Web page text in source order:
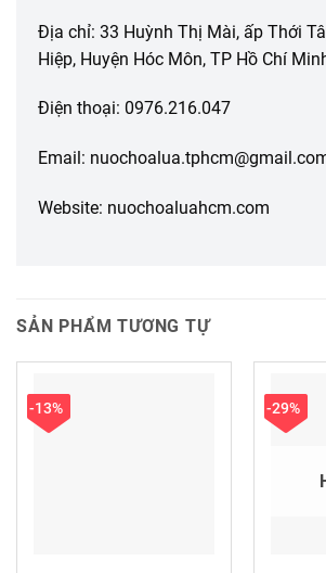
Địa chỉ: 33 Huỳnh Thị Mài, ấp Thới
Hiệp, Huyện Hóc Môn, TP Hồ Chí
Điện thoại: 0976.216.047
Email:
Website: nuochoaluahcm.com
SẢN PHẨM TƯƠNG TỰ
-13% -29%